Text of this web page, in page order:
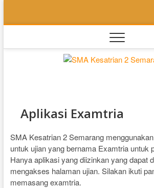
content
Aplikasi Examtria
SMA Kesatrian 2 Semarang
untuk ujian yang bernama Examtria untuk
Hanya aplikasi yang diizinkan yang dapat
mengakses halaman ujian. Silakan ikuti
memasang examtria.